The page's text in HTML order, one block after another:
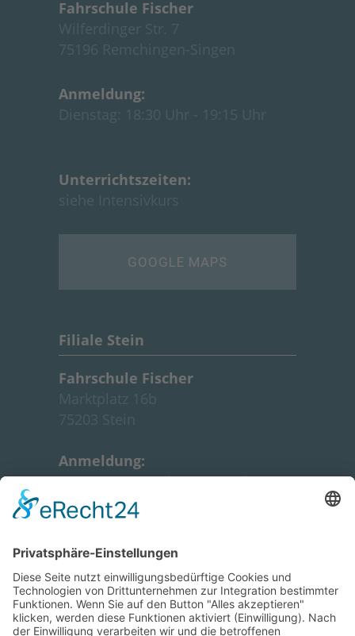
Fahrschule Fischer
Anmeldung:
Unterrichtszeiten:
GOOGLE MAPS
Filiale Stein
Fahrschule Fischer
Anmeldung:
Montag:18:30 Uhr - 19:15 Uhr
Unterrichtszeiten:
GOOGLE MAPS